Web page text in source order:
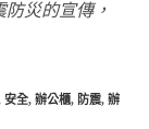
災的宣傳，
安全, 辦公櫃, 防震, 辦